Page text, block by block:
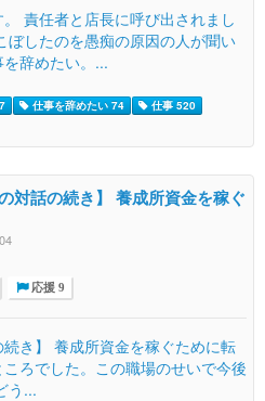
責任者と店長に呼び出されまし
ぼしたのを愚痴の原因の人が聞い
辞めたい。...
仕事を辞めたい 74
仕事 520
対話の続き】 養成所資金を稼ぐ
応援 9
続き】 養成所資金を稼ぐために転
ろでした。この職場のせいで今後
う...